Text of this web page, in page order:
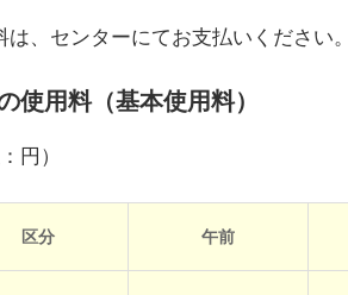
は、センターにてお支払いください
使用料（基本使用料）
円）
区分 午前